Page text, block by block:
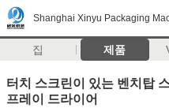
Shanghai Xinyu Packaging
집 제품
터치 스크린이 있는 벤치탑
프레이 드라이어